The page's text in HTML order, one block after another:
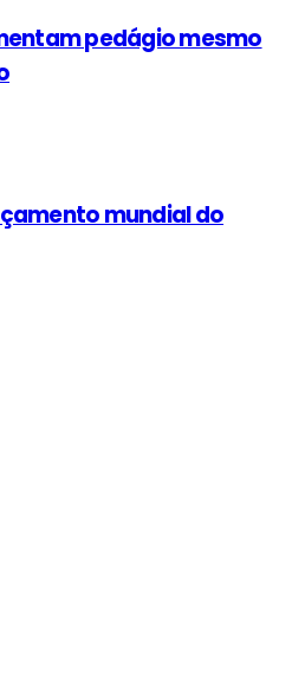
pedágio mesmo
mundial do